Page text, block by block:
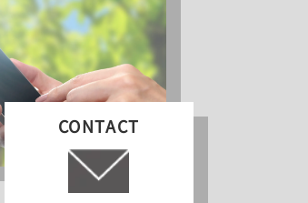
CONTACT